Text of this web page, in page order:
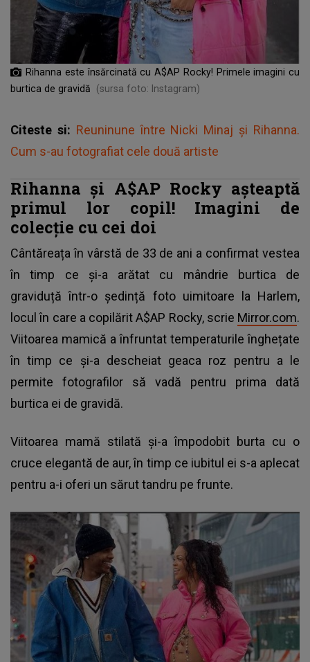
Rihanna este însărcinată cu A$AP Rocky! Primele imagini cu
burtica de gravidă
(sursa foto: Instagram)
Citeste si: Reuninune între Nicki Minaj și Rihanna.
Cum s-au fotografiat cele două artiste
Rihanna și A$AP Rocky așteaptă
primul lor copil! Imagini de
colecție cu cei doi
Cântăreața în vârstă de 33 de ani a confirmat vestea
în timp ce și-a arătat cu mândrie burtica de
graviduță într-o ședință foto uimitoare la Harlem,
locul în care a copilărit A$AP Rocky, scrie Mirror.com.
Viitoarea mamică a înfruntat temperaturile înghețate
în timp ce și-a descheiat geaca roz pentru a le
permite fotografilor să vadă pentru prima dată
burtica ei de gravidă.
Viitoarea mamă stilată și-a împodobit burta cu o
cruce elegantă de aur, în timp ce iubitul ei s-a aplecat
pentru a-i oferi un sărut tandru pe frunte.